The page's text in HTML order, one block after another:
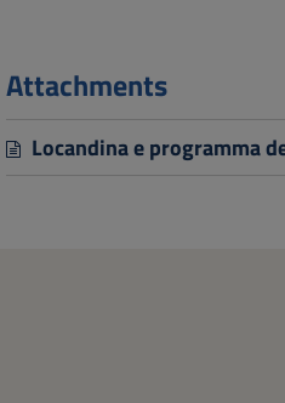
Attachments
Locandina e programma